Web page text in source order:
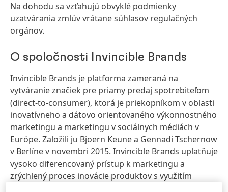
Na dohodu sa vzťahujú obvyklé podmienky
uzatvárania zmlúv vrátane súhlasov regulačných
orgánov.
O spoločnosti Invincible Brands
Invincible Brands je platforma zameraná na
vytváranie značiek pre priamy predaj spotrebiteľom
(direct-to-consumer), ktorá je priekopníkom v oblasti
inovatívneho a dátovo orientovaného výkonnostného
marketingu a marketingu v sociálnych médiách v
Európe. Založili ju Bjoern Keune a Gennadi Tschernow
v Berlíne v novembri 2015. Invincible Brands uplatňuje
vysoko diferencovaný prístup k marketingu a
zrýchlený proces inovácie produktov s využitím